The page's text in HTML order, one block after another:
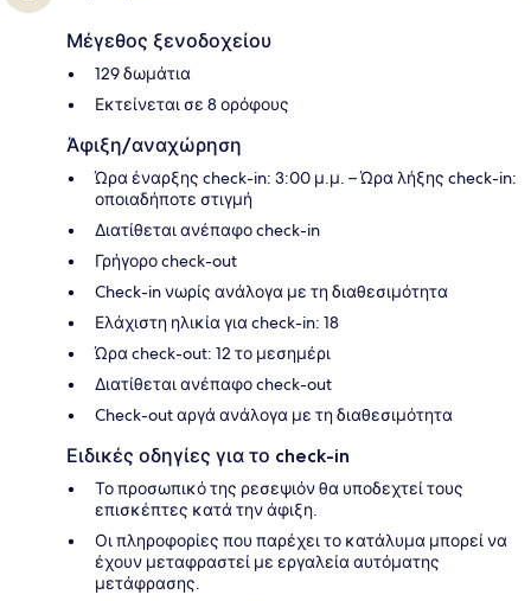
Μέγεθος ξενοδοχείου
129 δωμάτια
Εκτείνεται σε 8 ορόφους
Άφιξη/αναχώρηση
Ώρα έναρξης check-in: 3:00 μ.μ. – Ώρα λήξης check-in:
οποιαδήποτε στιγμή
Διατίθεται ανέπαφο check-in
Γρήγορο check-out
Check-in νωρίς ανάλογα με τη διαθεσιμότητα
Ελάχιστη ηλικία για check-in: 18
Ώρα check-out: 12 το μεσημέρι
Διατίθεται ανέπαφο check-out
Check-out αργά ανάλογα με τη διαθεσιμότητα
Ειδικές οδηγίες για το check-in
Το προσωπικό της ρεσεψιόν θα υποδεχτεί τους
επισκέπτες κατά την άφιξη.
Οι πληροφορίες που παρέχει το κατάλυμα μπορεί να
έχουν μεταφραστεί με εργαλεία αυτόματης
μετάφρασης.